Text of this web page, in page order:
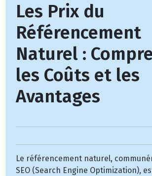
Les Prix du
Référencement
Naturel :
les Coûts et les
Avantages
Le référencement naturel,
SEO (Search Engine Optimization),